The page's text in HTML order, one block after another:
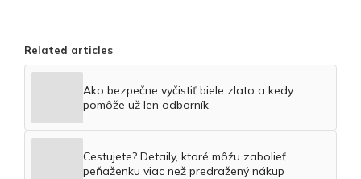
Related articles
Ako bezpečne vyčistiť biele zlato a kedy
pomôže už len odborník
Cestujete? Detaily, ktoré môžu zabolieť
peňaženku viac než predražený nákup